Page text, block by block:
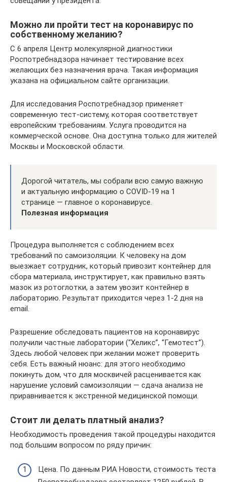
Можно ли пройти тест на коронавирус по
собственному желанию?
С 6 апреля Центр молекулярной диагностики
Роспотребнадзора начинает тестирование всех
желающих без назначения врача. Такая информация
указана на официальном сайте организации.
Для исследования Роспотребнадзор применяет
современную тест-систему, которая соответствует
европейским требованиям. Услуга проводится на
коммерческой основе. Она доступна только для жителей
Москвы и Московской области.
Дорогой читатель, мы собрали всю самую важную
и актуальную информацию о COVID-19 на 1
странице — главное о коронавирусе.
Полезная информация
Процедура выполняется с соблюдением всех
требований по самоизоляции. К человеку на дом
выезжает сотрудник, который привозит контейнер для
сбора материала, инструктирует, как правильно взять
мазок из ротоглотки, а затем увозит контейнер в
лабораторию. Результат приходится через 1-2 дня на
email.
Разрешение обследовать пациентов на коронавирус
получили частные лаборатории (“Хеликс”, “Гемотест”).
Здесь любой человек при желании может проверить
себя. Есть важный нюанс: для этого необходимо
покинуть дом, что для москвичей расценивается как
нарушение условий самоизоляции — сдача анализа не
приравнивается к экстренной медицинской помощи.
Стоит ли делать платный анализ?
Необходимость проведения такой процедуры находится
под большим вопросом по ряду причин:
Цена. По данным РИА Новости, стоимость теста